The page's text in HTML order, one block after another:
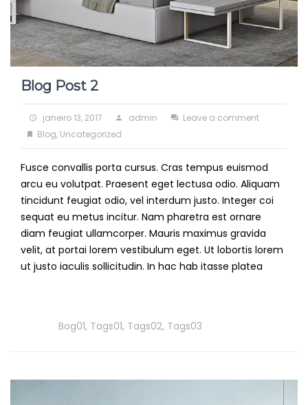
Blog Post 2
Posted
on
janeiro 13, 2017 Author
admin Leave a commenton
Post
2
Categories
Blog, Uncategorized
Fusce convallis porta cursus. Cras tempus euismod
arcu eu volutpat. Praesent eget lectusa odio. Aliquam
tincidunt feugiat odio, vel interdum justo. Integer coi
sequat eu metus incitur. Nam pharetra est ornare
diam feugiat ullamcorper. Mauris maximus gravida
velit, at portai lorem vestibulum eget. Ut lobortis lorem
ut justo iaculis sollicitudin. In hac hab itasse platea
Bog01, Tags01, Tags02, Tags03